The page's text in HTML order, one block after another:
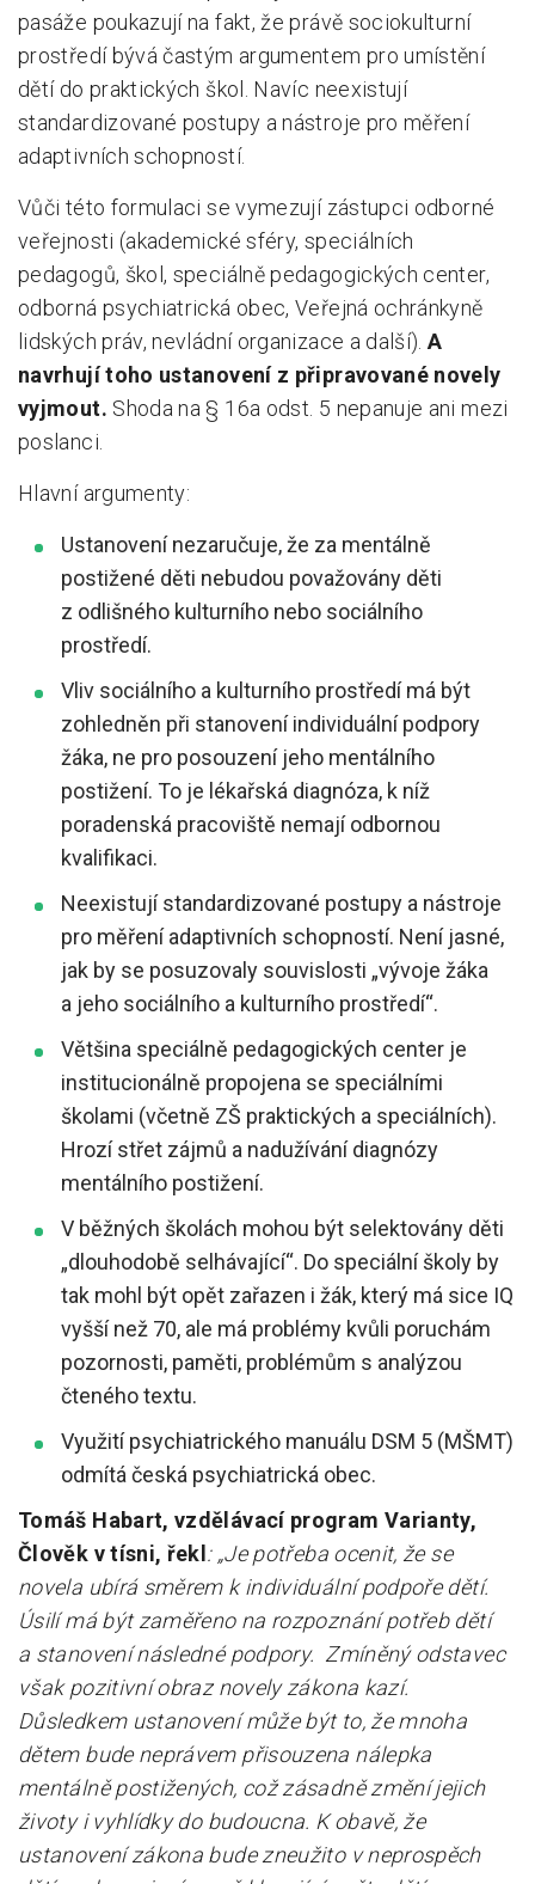
pasáže poukazují na fakt, že právě sociokulturní
prostředí bývá častým argumentem pro umístění
dětí do praktických škol. Navíc neexistují
standardizované postupy a nástroje pro měření
adaptivních schopností.
Vůči této formulaci se vymezují zástupci odborné
veřejnosti (akademické sféry, speciálních
pedagogů, škol, speciálně pedagogických center,
odborná psychiatrická obec, Veřejná ochránkyně
lidských práv, nevládní organizace a další).A
navrhují toho ustanovení z připravované novely
vyjmout. Shoda na § 16a odst. 5 nepanuje ani mezi
poslanci.
Hlavní argumenty:
Ustanovení nezaručuje, že za mentálně
postižené děti nebudou považovány děti
z odlišného kulturního nebo sociálního
prostředí.
Vliv sociálního a kulturního prostředí má být
zohledněn při stanovení individuální podpory
žáka, ne pro posouzení jeho mentálního
postižení. To je lékařská diagnóza, k níž
poradenská pracoviště nemají odbornou
kvalifikaci.
Neexistují standardizované postupy a nástroje
pro měření adaptivních schopností. Není jasné,
jak by se posuzovaly souvislosti „vývoje žáka
a jeho sociálního a kulturního prostředí“.
Většina speciálně pedagogických center je
institucionálně propojena se speciálními
školami (včetně ZŠ praktických a speciálních).
Hrozí střet zájmů a nadužívání diagnózy
mentálního postižení.
V běžných školách mohou být selektovány děti
„dlouhodobě selhávající“. Do speciální školy by
tak mohl být opět zařazen i žák, který má sice IQ
vyšší než 70, ale má problémy kvůli poruchám
pozornosti, paměti, problémům s analýzou
čteného textu.
Využití psychiatrického manuálu DSM 5 (MŠMT)
odmítá česká psychiatrická obec.
Tomáš Habart, vzdělávací program Varianty,
Člověk v tísni, řekl : „Je potřeba ocenit, že se
novela ubírá směrem k individuální podpoře dětí.
Úsilí má být zaměřeno na rozpoznání potřeb dětí
a stanovení následné podpory. Zmíněný odstavec
však pozitivní obraz novely zákona kazí.
Důsledkem ustanovení může být to, že mnoha
dětem bude neprávem přisouzena nálepka
mentálně postižených, což zásadně změní jejich
životy i vyhlídky do budoucna. K obavě, že
ustanovení zákona bude zneužito v neprospěch